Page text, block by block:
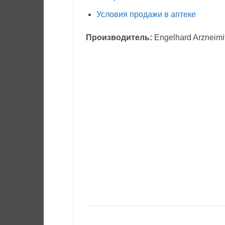
Условия продажи в аптеке
Производитель: Engelhard